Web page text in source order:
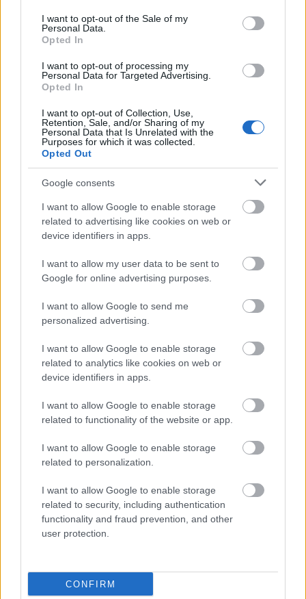
consent section.
I want to opt-out of the Sale of my
Personal Data.
Opted In
I want to opt-out of processing my
Personal Data for Targeted Advertising.
Opted In
I want to opt-out of Collection, Use,
Retention, Sale, and/or Sharing of my
Personal Data that Is Unrelated with the
Purposes for which it was collected.
Opted Out
Google consents
I want to allow Google to enable storage
related to advertising like cookies on web or
device identifiers in apps.
I want to allow my user data to be sent to
Google for online advertising purposes.
I want to allow Google to send me
personalized advertising.
I want to allow Google to enable storage
related to analytics like cookies on web or
device identifiers in apps.
I want to allow Google to enable storage
related to functionality of the website or app.
I want to allow Google to enable storage
related to personalization.
I want to allow Google to enable storage
related to security, including authentication
functionality and fraud prevention, and other
user protection.
CONFIRM
«Mañana va a jugar Manolo (Reina), para que lo tengáis
claro». Esas han sido las palabras de Luis García Plaza
cuando le han preguntado sobre quién será el portero titular
mañana para enfrentarse al Levante. Además, el técnico de
los bermellones ha comentado que Greif ha tenido
molestias durante toda la semana y que recupera a Russo y
Maffeo. Raíllo, Sedlar y Kubo siguen lesionados.
equipo
completar tu equipo de la jornada
8, te dejamos cinco opciones por
menos de 1 millón que
probablemente tengan minutos y
reciban puntos.
Osasuna: Aridane sigue sin entrenar y apunta a baja
Aridane Hernández no ha entrenado con el grupo en la
última sesión previa al encuentro contra el Rayo, por lo que
su presencia está casi descartada. El zaguero padece una
sobrecarga muscular y será sustituido en el once inicial por
Unai García. Budimir también entrenó al margen,
Rayo: Saveljich, disponible
Esteban Saveljich ha entrenado con normalidad este
viernes y estará a disposición de Andoni Iraola para el
partido de mañana ante Osasuna. El central tuvo que
Rayo es Merquelanz, quien ha sido operado de la rodilla y
estará de baja hasta 2022.